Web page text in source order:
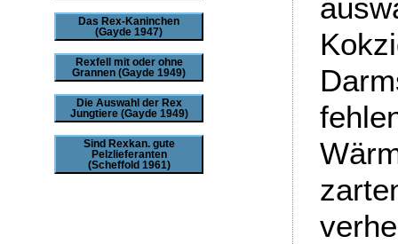
Das Rex-Kaninchen
(Gayde 1947)
Rexfell mit oder ohne
Grannen (Gayde 1949)
Die Auswahl der Rex
Jungtiere (Gayde 1949)
Sind Rexkan. gute
Pelzlieferanten
(Scheffold 1961)